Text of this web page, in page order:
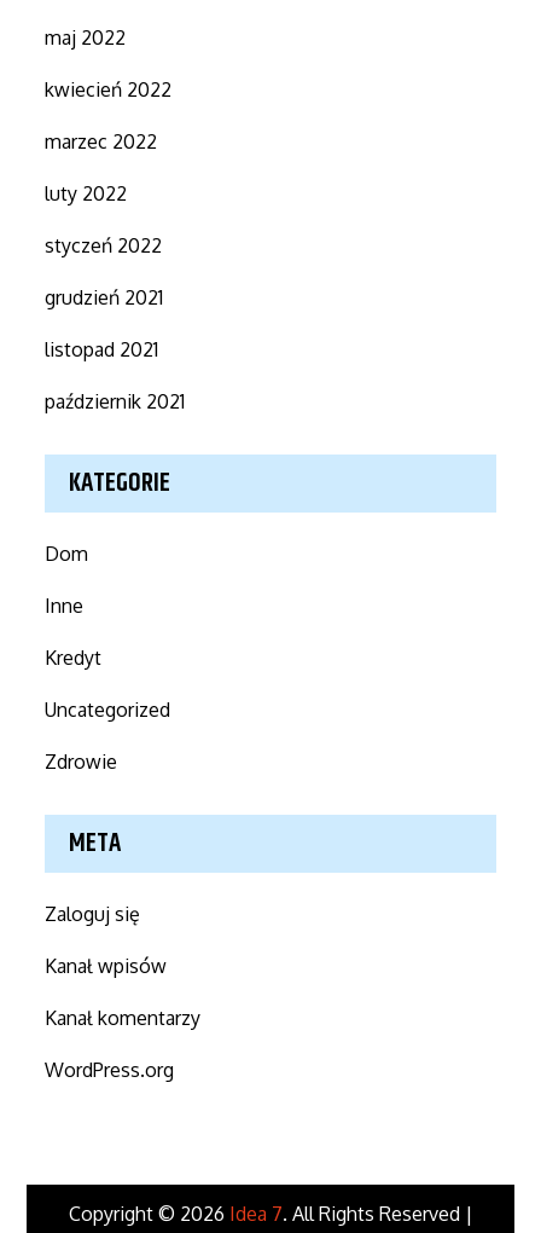
maj 2022
kwiecień 2022
marzec 2022
luty 2022
styczeń 2022
grudzień 2021
listopad 2021
październik 2021
KATEGORIE
Dom
Inne
Kredyt
Uncategorized
Zdrowie
META
Zaloguj się
Kanał wpisów
Kanał komentarzy
WordPress.org
Copyright © 2026 Idea 7. All Rights Reserved |